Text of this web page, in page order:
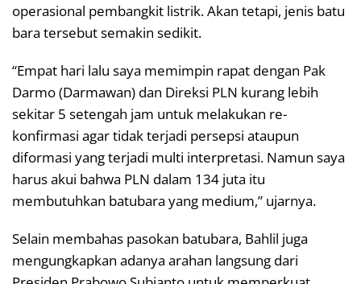
operasional pembangkit listrik. Akan tetapi, jenis batu
bara tersebut semakin sedikit.
“Empat hari lalu saya memimpin rapat dengan Pak
Darmo (Darmawan) dan Direksi PLN kurang lebih
sekitar 5 setengah jam untuk melakukan re-
konfirmasi agar tidak terjadi persepsi ataupun
diformasi yang terjadi multi interpretasi. Namun saya
harus akui bahwa PLN dalam 134 juta itu
membutuhkan batubara yang medium,” ujarnya.
Selain membahas pasokan batubara, Bahlil juga
mengungkapkan adanya arahan langsung dari